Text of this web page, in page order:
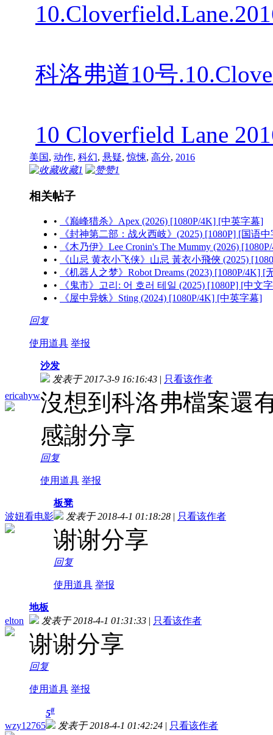
科洛弗道10号
10 Cloverfield Lane
美国, 动作, 科幻, 悬疑,惊悚, 高分, 2016
收藏1 赞1
相关帖子
•
《巅峰猎杀》Apex (2026) [1080P/4K] [中英字幕]
•
《封神第二部：战火西岐》(2025) [1080P] [国语
•
《木乃伊》Lee Cronin's The Mummy (2026)
•
《山忌 黄衣小飞侠》山忌 黃衣小飛俠 (2025)
•
《机器人之梦》Robot Dreams (2023) [1080P/4K] [
•
《鬼市》고리: 어 호러 테일 (2025) [1080P] [中文
•
《屋中异蛛》Sting (2024) [1080P/4K] [中英字幕]
回复
使用道具 举报
ericahyw
沙发
发表于 2017-3-9 16:16:43 | 只看该作者
沒想到科洛弗檔案還
感謝分享
回复
使用道具 举报
波妞看电影
板凳
发表于 2018-4-1 01:18:28 | 只看该作者
谢谢分享
回复
使用道具 举报
elton
地板
发表于 2018-4-1 01:31:33 | 只看该作者
谢谢分享
回复
使用道具 举报
wzy12765
5#
发表于 2018-4-1 01:42:24 | 只看该作者